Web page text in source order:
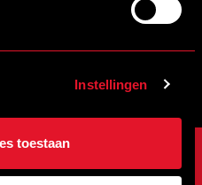
Instellingen
toestaan
info@helmondsport.nl
WEDSTRIJDEN